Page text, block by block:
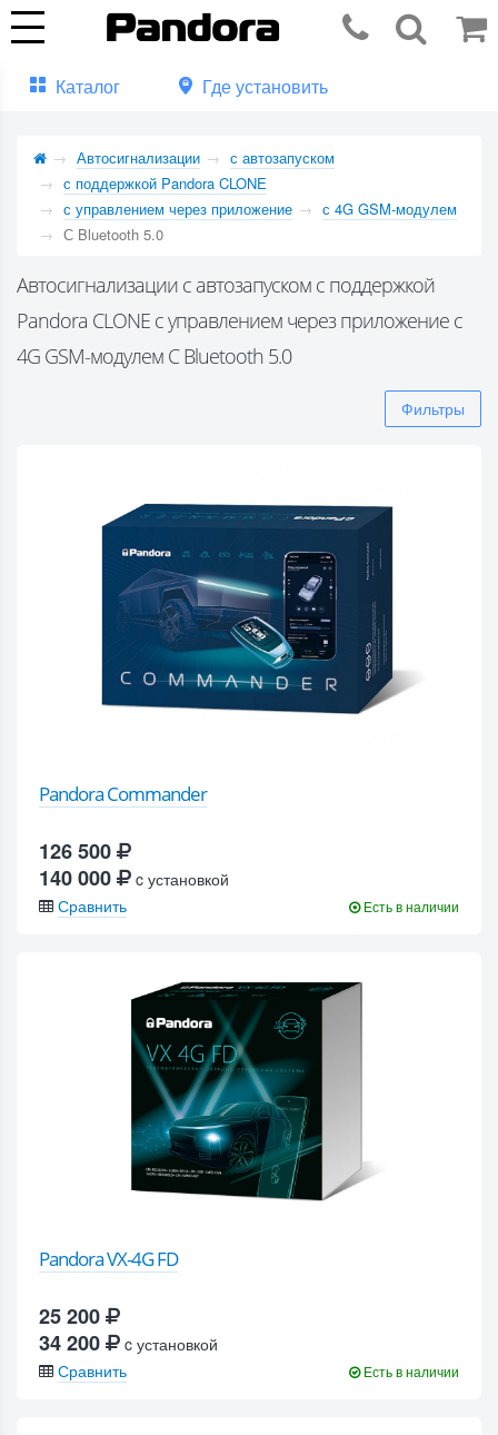
Каталог Где установить
Автосигнализации
с автозапуском
с поддержкой Pandora CLONE
с управлением через приложение
с 4G GSM-модулем
С Bluetooth 5.0
Автосигнализации с автозапуском с поддержкой
Pandora CLONE с управлением через приложение с
4G GSM-модулем С Bluetooth 5.0
Фильтры
Pandora Commander
126 500
140 000
c установкой
Сравнить
Есть в наличии
Pandora VX-4G FD
25 200
34 200
c установкой
Сравнить
Есть в наличии